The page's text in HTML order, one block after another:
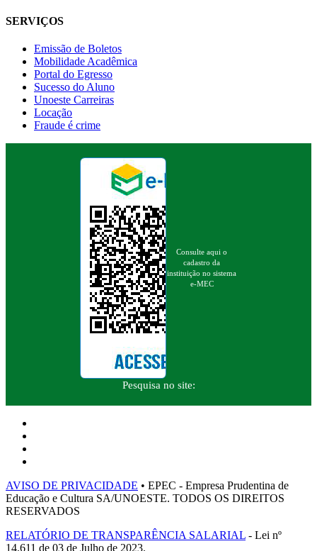
SERVIÇOS
Emissão de Boletos
Mobilidade Acadêmica
Portal do Egresso
Sucesso do Aluno
Unoeste Carreiras
Locação
Fraude é crime
Consulte aqui o
cadastro da
instituição no sistema
e-MEC
Pesquisa no site:
AVISO DE PRIVACIDADE • EPEC - Empresa Prudentina de
Educação e Cultura SA/UNOESTE. TODOS OS DIREITOS
RESERVADOS
RELATÓRIO DE TRANSPARÊNCIA SALARIAL - Lei nº
14.611 de 03 de Julho de 2023.